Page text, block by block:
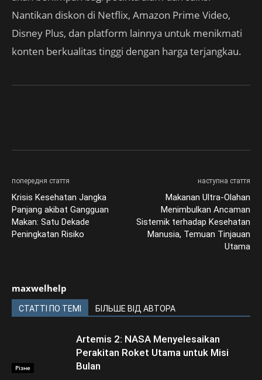
Nantikan diskon di Netflix, Amazon Prime Video,
Disney Plus, dan platform lainnya untuk menikmati
konten berkualitas tinggi dengan harga terjangkau.
попередня стаття
Krisis Kesehatan Jangka
Panjang akibat Gangguan
Makan: Satu Dekade
Peningkatan Risiko
наступна стаття
Makanan Ultra-Olahan
Menimbulkan Ancaman
Sistemik terhadap Kesehatan
Manusia, Temuan Tinjauan
Utama
maxwelhelp
СТАТТІ ПО ТЕМІ БІЛЬШЕ ВІД АВТОРА
Різне
Artemis 2: NASA Menyelesaikan
Perakitan Roket Utama untuk Misi
Bulan